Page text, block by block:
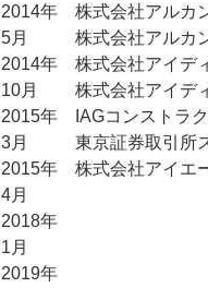
2014年
5月
2014年
10月
2015年
3月
2015年
4月
2018年
1月
2019年
株式会社アルカ
株式会社アルカ
株式会社アイデ
株式会社アイデ
IAGコンストラ
東京証券取引所
株式会社アイエ